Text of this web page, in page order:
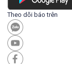
Theo dõi báo trên